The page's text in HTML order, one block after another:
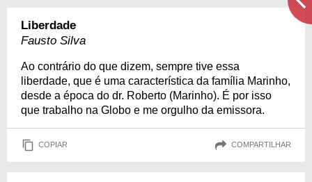
Liberdade
Fausto Silva
Ao contrário do que dizem, sempre tive essa
liberdade, que é uma característica da família Marinho,
desde a época do dr. Roberto (Marinho). É por isso
que trabalho na Globo e me orgulho da emissora.
COPIAR COMPARTILHAR